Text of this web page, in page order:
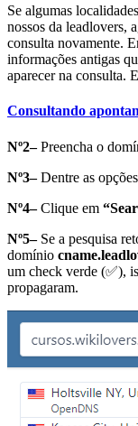
Se algumas
nossos da leadlovers,
consulta novamente.
informações antigas
aparecer na consulta.
Consultando
Nº2–Preencha o
Nº3–Dentre as
Nº4–Clique em
Nº5–Se a pesquisa
domínio
um check verde (✅),
propagaram.